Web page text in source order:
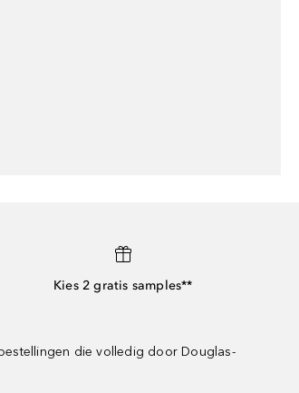
Kies 2 gratis samples**
die volledig door Douglas-